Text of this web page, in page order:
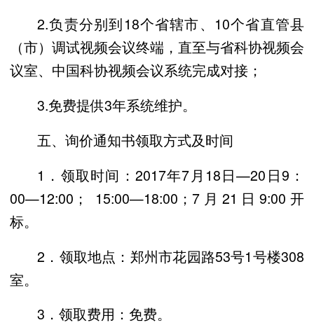
2.负责分别到18个省辖市、10个省直管县
（市）调试视频会议终端，直至与省科协视频会
议室、中国科协视频会议系统完成对接；
3.免费提供3年系统维护。
五、询价通知书领取方式及时间
1．领取时间：2017年7月18日—20日9：
00—12:00； 15:00—18:00；7月21日9:00开
标。
2．领取地点：郑州市花园路53号1号楼308
室。
3．领取费用：免费。